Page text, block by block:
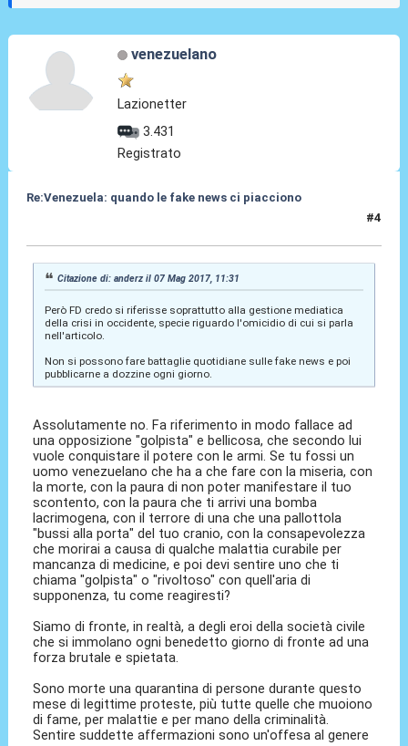
venezuelano
Lazionetter
3.431
Registrato
Re:Venezuela: quando le fake news ci piacciono
#4
Citazione di: anderz il 07 Mag 2017, 11:31
Però FD credo si riferisse soprattutto alla gestione mediatica
della crisi in occidente, specie riguardo l'omicidio di cui si parla
nell'articolo.
Non si possono fare battaglie quotidiane sulle fake news e poi
pubblicarne a dozzine ogni giorno.
Assolutamente no. Fa riferimento in modo fallace ad
una opposizione "golpista" e bellicosa, che secondo lui
vuole conquistare il potere con le armi. Se tu fossi un
uomo venezuelano che ha a che fare con la miseria, con
la morte, con la paura di non poter manifestare il tuo
scontento, con la paura che ti arrivi una bomba
lacrimogena, con il terrore di una che una pallottola
"bussi alla porta" del tuo cranio, con la consapevolezza
che morirai a causa di qualche malattia curabile per
mancanza di medicine, e poi devi sentire uno che ti
chiama "golpista" o "rivoltoso" con quell'aria di
supponenza, tu come reagiresti?
Siamo di fronte, in realtà, a degli eroi della società civile
che si immolano ogni benedetto giorno di fronte ad una
forza brutale e spietata.
Sono morte una quarantina di persone durante questo
mese di legittime proteste, più tutte quelle che muoiono
di fame, per malattie e per mano della criminalità.
Sentire suddette affermazioni sono un'offesa al genere